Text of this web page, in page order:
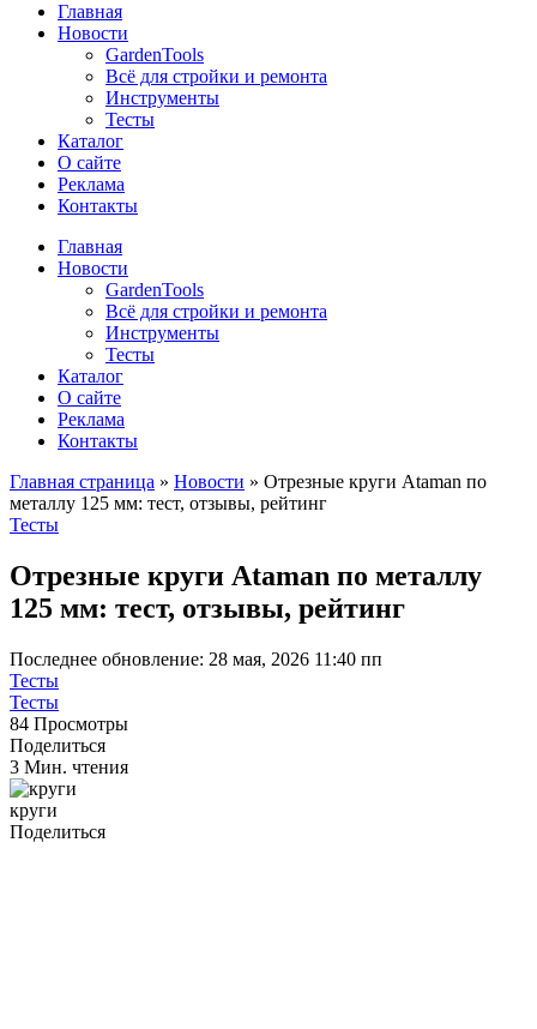
Главная
Новости
GardenTools
Всё для стройки и ремонта
Инструменты
Тесты
Каталог
О сайте
Реклама
Контакты
Главная
Новости
GardenTools
Всё для стройки и ремонта
Инструменты
Тесты
Каталог
О сайте
Реклама
Контакты
Главная страница » Новости » Отрезные круги Ataman по
металлу 125 мм: тест, отзывы, рейтинг
Тесты
Отрезные круги Ataman по металлу
125 мм: тест, отзывы, рейтинг
Последнее обновление: 28 мая, 2026 11:40 пп
Тесты
Тесты
84 Просмотры
Поделиться
3 Мин. чтения
круги
Поделиться